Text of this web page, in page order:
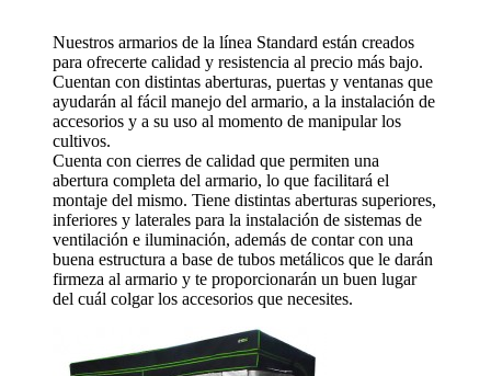
Nuestros armarios de la línea Standard están creados
para ofrecerte calidad y resistencia al precio más bajo.
Cuentan con distintas aberturas, puertas y ventanas que
ayudarán al fácil manejo del armario, a la instalación de
accesorios y a su uso al momento de manipular los
cultivos.
Cuenta con cierres de calidad que permiten una
abertura completa del armario, lo que facilitará el
montaje del mismo. Tiene distintas aberturas superiores,
inferiores y laterales para la instalación de sistemas de
ventilación e iluminación, además de contar con una
buena estructura a base de tubos metálicos que le darán
firmeza al armario y te proporcionarán un buen lugar
del cuál colgar los accesorios que necesites.